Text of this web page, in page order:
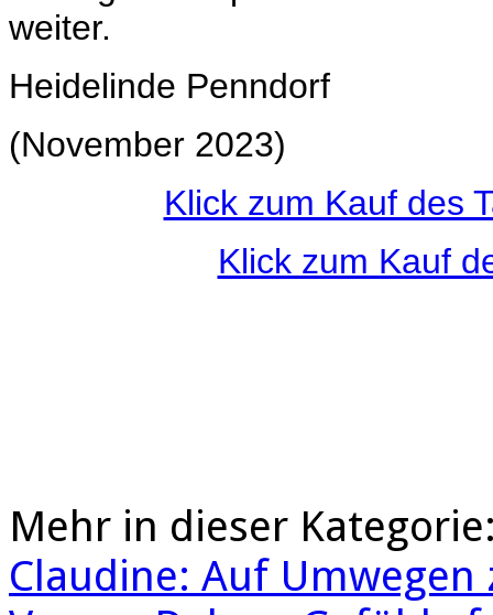
weiter.
Heidelinde Penndorf
(November 2023)
Klick zum Kauf des
Klick zum Kauf
Mehr in dieser
Claudine: Auf Umwegen